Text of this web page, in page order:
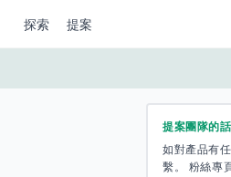
探索 提案
提案團隊的話
如對產品有
繫。 粉絲專